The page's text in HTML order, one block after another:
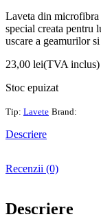
Laveta din microfibra
special creata pentru
uscare a geamurilor
23,00 lei(TVA inclus)
Stoc epuizat
Tip: Lavete Brand:
Descriere
Recenzii (0)
Descriere